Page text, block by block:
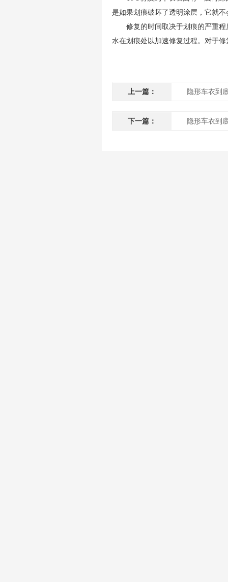
是如果划痕破坏了透明涂层，它就不
修复的时间取决于划痕的严重
水在划痕处以加速修复过程。对于
上一篇： 隐形车衣到
下一篇： 隐形车衣到